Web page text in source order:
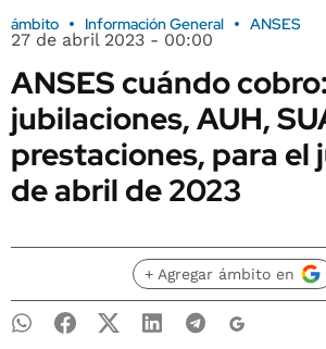
ámbito Información General ANSES
27 de abril 2023 - 00:00
ANSES cuándo cobro:
jubilaciones, AUH,
prestaciones, para el
de abril de 2023
+ Agregar ámbito en